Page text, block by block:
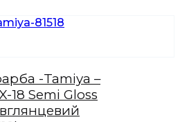
-Tamiya –
18 Semi Gloss